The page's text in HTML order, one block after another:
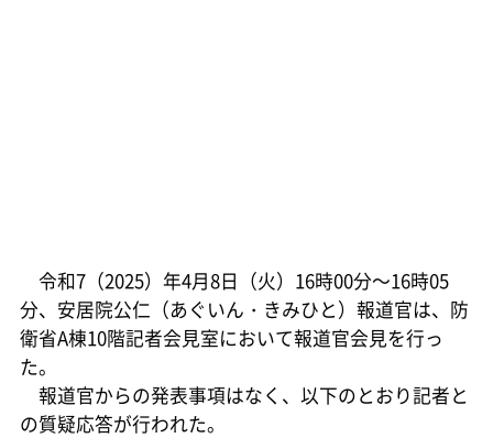
令和7（2025）年4月8日（火）16時00分～16時05
分、安居院公仁（あぐいん・きみひと）報道官は、防
衛省A棟10階記者会見室において報道官会見を行っ
た。
報道官からの発表事項はなく、以下のとおり記者と
の質疑応答が行われた。